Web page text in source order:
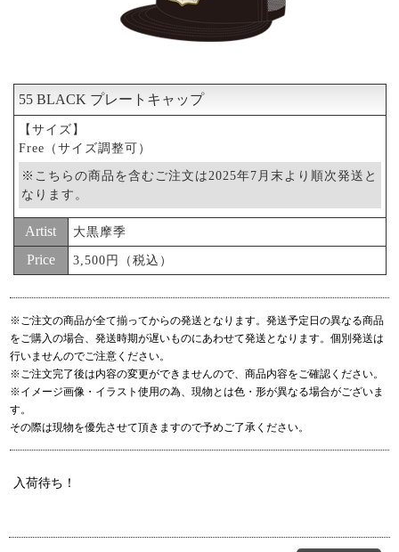
55 BLACK プレートキャップ
【サイズ】
Free（サイズ調整可）
※こちらの商品を含むご注文は2025年7月末より順次発送と
なります。
Artist 大黒摩季
Price 3,500円（税込）
※ご注文の商品が全て揃ってからの発送となります。発送予定日の異なる商品
をご購入の場合、発送時期が遅いものにあわせて発送となります。個別発送は
行いませんのでご注意ください。
※ご注文完了後は内容の変更ができませんので、商品内容をご確認ください。
※イメージ画像・イラスト使用の為、現物とは色・形が異なる場合がございま
す。
その際は現物を優先させて頂きますので予めご了承ください。
入荷待ち！